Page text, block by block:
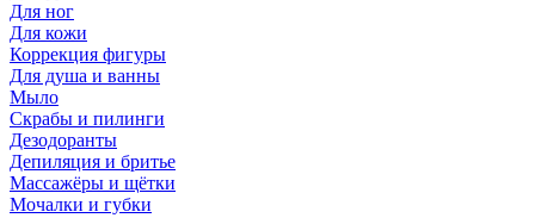
Для ног
Для кожи
Коррекция фигуры
Для душа и ванны
Мыло
Скрабы и пилинги
Дезодоранты
Депиляция и бритье
Массажёры и щётки
Мочалки и губки